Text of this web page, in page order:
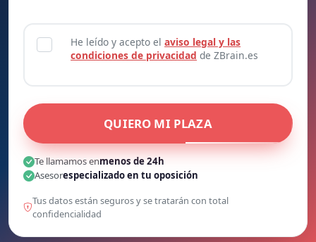
He leído y acepto elaviso legal y las
condiciones de privacidad de ZBrain.es
QUIERO MI PLAZA
Te llamamos enmenos de 24h
Asesorespecializado en tu oposición
Tus datos están seguros y se tratarán con total
confidencialidad